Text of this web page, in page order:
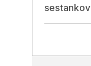
sestankov